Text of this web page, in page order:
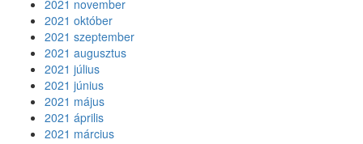
2021 november
2021 október
2021 szeptember
2021 augusztus
2021 július
2021 június
2021 május
2021 április
2021 március